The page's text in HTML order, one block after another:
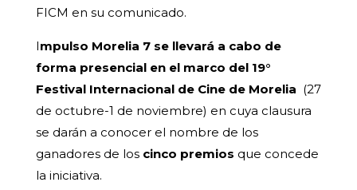
FICM en su comunicado.
Impulso Morelia 7 se llevará a cabo de
forma presencial en el marco del 19°
Festival Internacional de Cine de Morelia (27
de octubre-1 de noviembre) en cuya clausura
se darán a conocer el nombre de los
ganadores de los cinco premios que concede
la iniciativa.